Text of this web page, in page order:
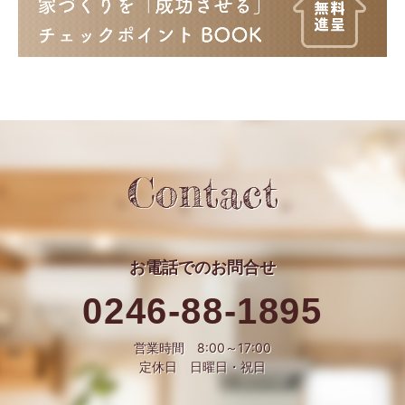
Contact
お電話でのお問合せ
0246-88-1895
営業時間 8:00～17:00
定休日 日曜日・祝日